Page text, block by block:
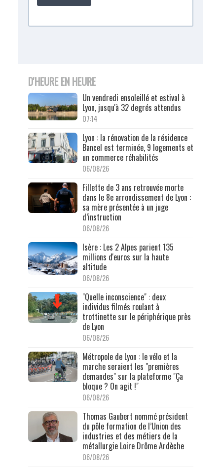
D'HEURE EN HEURE
Un vendredi ensoleillé et estival à
Lyon, jusqu'à 32 degrés attendus
07:14
Lyon : la rénovation de la résidence
Bancel est terminée, 9 logements et
un commerce réhabilités
06/08/26
Fillette de 3 ans retrouvée morte
dans le 8e arrondissement de Lyon :
sa mère présentée à un juge
d’instruction
06/08/26
Isère : Les 2 Alpes parient 135
millions d'euros sur la haute
altitude
06/08/26
"Quelle inconscience" : deux
individus filmés roulant à
trottinette sur le périphérique près
de Lyon
06/08/26
Métropole de Lyon : le vélo et la
marche seraient les "premières
demandes" sur la plateforme "Ça
bloque ? On agit !"
06/08/26
Thomas Gaubert nommé président
du pôle formation de l’Union des
industries et des métiers de la
métallurgie Loire Drôme Ardèche
06/08/26